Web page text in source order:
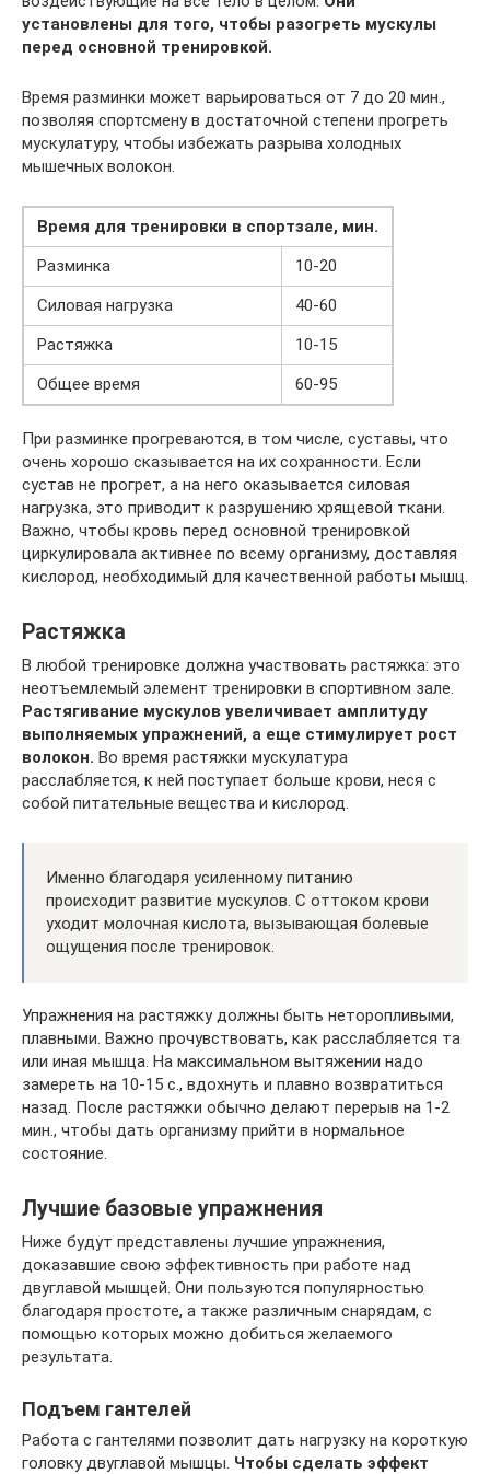
установлены для того, чтобы разогреть мускулы
перед основной тренировкой.
Время разминки может варьироваться от 7 до 20 мин.,
позволяя спортсмену в достаточной степени прогреть
мускулатуру, чтобы избежать разрыва холодных
мышечных волокон.
Время для тренировки в спортзале, мин.
Разминка
10-20
Силовая нагрузка
40-60
Растяжка
10-15
Общее время
60-95
При разминке прогреваются, в том числе, суставы, что
очень хорошо сказывается на их сохранности. Если
сустав не прогрет, а на него оказывается силовая
нагрузка, это приводит к разрушению хрящевой ткани.
Важно, чтобы кровь перед основной тренировкой
циркулировала активнее по всему организму, доставляя
кислород, необходимый для качественной работы мышц.
Растяжка
В любой тренировке должна участвовать растяжка: это
неотъемлемый элемент тренировки в спортивном зале.
Растягивание мускулов увеличивает амплитуду
выполняемых упражнений, а еще стимулирует рост
волокон. Во время растяжки мускулатура
расслабляется, к ней поступает больше крови, неся с
собой питательные вещества и кислород.
Именно благодаря усиленному питанию
происходит развитие мускулов. С оттоком крови
уходит молочная кислота, вызывающая болевые
ощущения после тренировок.
Упражнения на растяжку должны быть неторопливыми,
плавными. Важно прочувствовать, как расслабляется та
или иная мышца. На максимальном вытяжении надо
замереть на 10-15 с., вдохнуть и плавно возвратиться
назад. После растяжки обычно делают перерыв на 1-2
мин., чтобы дать организму прийти в нормальное
состояние.
Лучшие базовые упражнения
Ниже будут представлены лучшие упражнения,
доказавшие свою эффективность при работе над
двуглавой мышцей. Они пользуются популярностью
благодаря простоте, а также различным снарядам, с
помощью которых можно добиться желаемого
результата.
Подъем гантелей
Работа с гантелями позволит дать нагрузку на короткую
головку двуглавой мышцы. Чтобы сделать эффект